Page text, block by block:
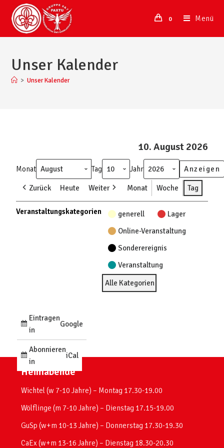
0 Menü
Unser Kalender
> Unser Kalender
10. August 2026
Monat Tag Jahr
Zurück Heute Weiter Monat Woche Tag
Veranstaltungskategorien generell
Lager
Online-Veranstaltung
Sonderereignis
Veranstaltung
Alle Kategorien
Eintragen
in
Google
Abonnieren
in
iCal
Heimabende
Wichtel (w 7-10 Jahre) – Montag 17.30-19.00
Wölflinge (m 7-10 Jahre) – Dienstag 17.15-19.00
GuSp (w+m 10-13 Jahre) – Donnerstag 17.30-19.30
CaEx (w+m 13-16 Jahre) – Dienstag 18.30-20.30